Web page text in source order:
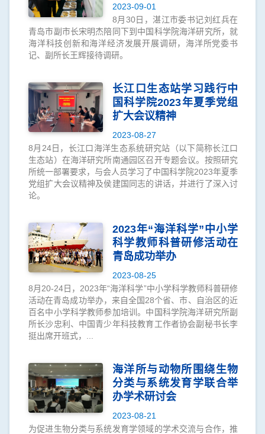
2023-09-01
8月30日，湛江市委书记刘红兵在
青岛市副市长宋明杰陪同下到中国科学院海洋研究所，就
海洋科技创新和海洋经济发展开展调研，海洋所党委书
记、副所长王辉接待调研。
长江口生态站学习践行中
国科学院2023年夏季党组
扩大会议精神
2023-08-27
8月24日，长江口海洋生态系统研究站（以下简称长江口
生态站）在海洋研究所南通园区召开专题会议。按照研究
所统一部署要求，与会人员学习了中国科学院2023年夏季
党组扩大会议精神及侯建国同志的讲话，并进行了深入讨
论。
2023年“海洋科学”中小学
科学教师科普研修活动在
青岛成功举办
2023-08-25
8月20-24日，2023年“海洋科学”中小学科学教师科普研修
活动在青岛成功举办，来自全国28个省、市、自治区的近
百名中小学科学教师参加培训。中国科学院海洋研究所副
所长沙忠利、中国青少年科技教育工作者协会副秘书长李
挺出席开班式，...
海洋所与动物所围绕生物
分类与系统发育学联合举
办学术研讨会
2023-08-21
为促进生物分类与系统发育学领域的学术交流与合作，推